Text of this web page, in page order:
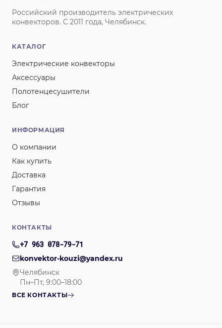
Российский производитель электрических
конвекторов. С 2011 года, Челябинск.
КАТАЛОГ
Электрические конвекторы
Аксессуары
Полотенцесушители
Блог
ИНФОРМАЦИЯ
О компании
Как купить
Доставка
Гарантия
Отзывы
КОНТАКТЫ
+7 963 078-79-71
konvektor-kouzi@yandex.ru
Челябинск
Пн–Пт, 9:00–18:00
ВСЕ КОНТАКТЫ